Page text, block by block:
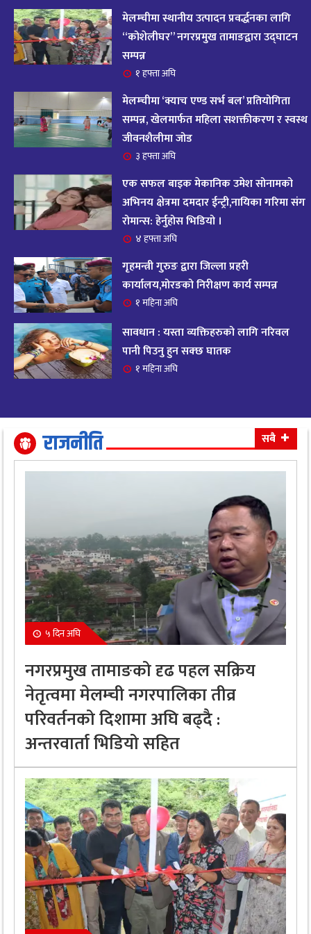
१४ आज २०८२ साल भदौ १६ गते सोमबारको राशिफल
११ महिना अघि
१५
आजको राशिफल : २०८२ भदौ १२ गते बिहीवार, २८
अगस्ट २०२५
११ महिना अघि
१६ आजको राशिफल – २०८२ साल भाद्र १० गते, मंगलबार
१७ आजको राशिफल – २०८२ साल भाद्र १० गते, मंगलबार
११ महिना अघि
१८
आजको राशिफल : आइतवार, ८ भदौ २०८२ (२४ अगस्ट
२०२५)
११ महिना अघि
१९ आजको राशिफल २०८२ भदाै ४ गते, बुधवार
११ महिना अघि
धैर्यले सफलता मिल्नेछ
११ महिना अघि
मेलम्चीमा स्थानीय उत्पादन प्रवर्द्धनका लागि
“कोशेलीघर” नगरप्रमुख तामाङद्वारा उद्घाटन
सम्पन्न
१ हफ्ता अघि
मेलम्चीमा ‘क्याच एण्ड सर्भ बल’ प्रतियोगिता
सम्पन्न, खेलमार्फत महिला सशक्तीकरण र स्वस्थ
जीवनशैलीमा जोड
३ हफ्ता अघि
एक सफल बाइक मेकानिक उमेश सोनामको
अभिनय क्षेत्रमा दमदार ईन्ट्री,नायिका गरिमा संग
रोमान्स: हेर्नुहोस भिडियो ।
४ हफ्ता अघि
गृहमन्त्री गुरुङ द्वारा जिल्ला प्रहरी
कार्यालय,मोरङको निरीक्षण कार्य सम्पन्न
१ महिना अघि
सावधान : यस्ता व्यक्तिहरुको लागि नरिवल
पानी पिउनु हुन सक्छ घातक
१ महिना अघि
राजनीति सबै
५ दिन अघि
नगरप्रमुख तामाङको दृढ पहल सक्रिय
नेतृत्वमा मेलम्ची नगरपालिका तीव्र
परिवर्तनको दिशामा अघि बढ्दै :
अन्तरवार्ता भिडियो सहित